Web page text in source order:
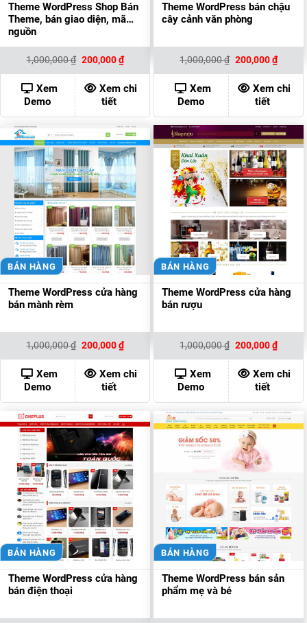
Theme WordPress Shop Bán
Theme, bán giao diện, mã
nguồn
1,000,000₫ Giá
gốc
là:
1,000,000 ₫.
200,000₫Giá
hiện
tại
là:
200,000 ₫.
Xem
Demo
Xem chi
tiết
Theme WordPress bán chậu
cây cảnh văn phòng
1,000,000₫ Giá
gốc
là:
1,000,000 ₫.
200,000₫Giá
hiện
tại
là:
Xem
Demo
Xem chi
tiết
BÁN HÀNG
Theme WordPress cửa hàng
bán mành rèm
1,000,000₫ Giá
là:
1,000,000 ₫.
200,000₫Giá
hiện
tại
là:
200,000 ₫.
Xem
Demo
Xem chi
tiết
BÁN HÀNG
Theme WordPress cửa hàng
bán rượu
1,000,000₫ Giá
là:
1,000,000 ₫.
200,000₫Giá
hiện
tại
là:
Xem
Demo
Xem chi
tiết
BÁN HÀNG
Theme WordPress cửa hàng
bán điện thoại
BÁN HÀNG
Theme WordPress bán sản
phẩm mẹ và bé